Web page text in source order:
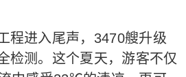
进入尾声，3470艘升级
检测。这个夏天，游客不仅